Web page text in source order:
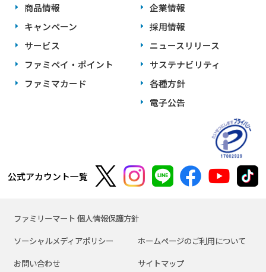
商品情報
キャンペーン
サービス
ファミペイ・ポイント
ファミマカード
企業情報
採用情報
ニュースリリース
サステナビリティ
各種方針
電子公告
公式アカウント一覧
ファミリーマート 個人情報保護方針
ソーシャルメディアポリシー
ホームページのご利用について
お問い合わせ
サイトマップ